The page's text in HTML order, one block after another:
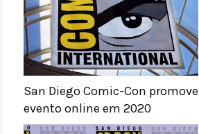
San Diego Comic-Con promove
evento online em 2020